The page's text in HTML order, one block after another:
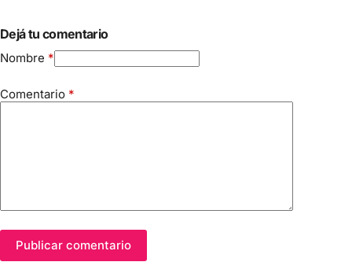
Dejá tu comentario
Nombre *
Comentario *
Publicar comentario